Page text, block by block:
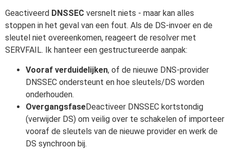
Geactiveerd DNSSEC versnelt niets - maar kan alles
stoppen in het geval van een fout. Als de DS-invoer en de
sleutel niet overeenkomen, reageert de resolver met
SERVFAIL. Ik hanteer een gestructureerde aanpak:
Vooraf verduidelijken, of de nieuwe DNS-provider
DNSSEC ondersteunt en hoe sleutels/DS worden
onderhouden.
OvergangsfaseDeactiveer DNSSEC kortstondig
(verwijder DS) om veilig over te schakelen of importeer
vooraf de sleutels van de nieuwe provider en werk de
DS synchroon bij.